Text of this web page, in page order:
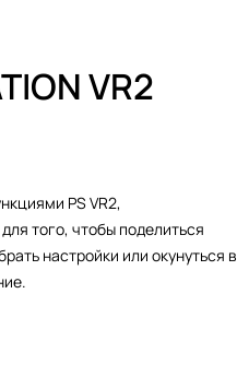
VR2
PS VR2,
того, чтобы поделиться
настройки или окунуться в